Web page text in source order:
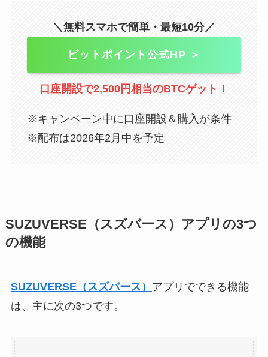
＼無料スマホで簡単・最短10分／
ビットポイント公式HP ＞
口座開設で2,500円相当のBTCゲット！
※キャンペーン中に口座開設＆購入が条件
※配布は2026年2月中を予定
SUZUVERSE（スズバース）アプリの3つ
の機能
SUZUVERSE（スズバース） アプリでできる機能
は、主に次の3つです。